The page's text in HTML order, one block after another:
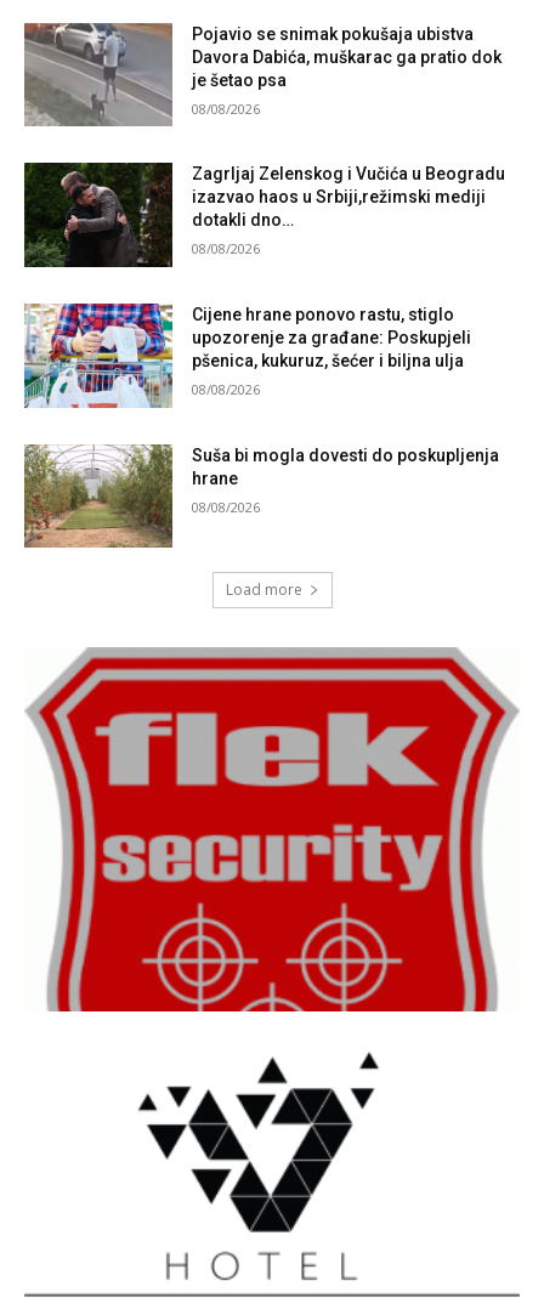
Pojavio se snimak pokušaja ubistva
Davora Dabića, muškarac ga pratio dok
je šetao psa
08/08/2026
Zagrljaj Zelenskog i Vučića u Beogradu
izazvao haos u Srbiji,režimski mediji
dotakli dno…
08/08/2026
Cijene hrane ponovo rastu, stiglo
upozorenje za građane: Poskupjeli
pšenica, kukuruz, šećer i biljna ulja
08/08/2026
Suša bi mogla dovesti do poskupljenja
hrane
08/08/2026
Load more